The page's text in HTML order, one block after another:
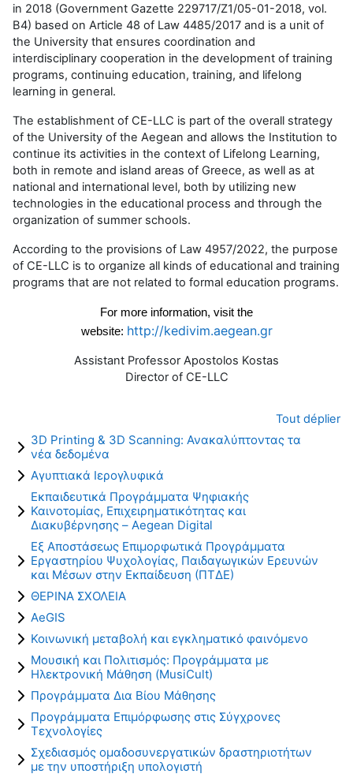
in 2018 (Government Gazette 229717/Z1/05-01-2018, vol.
B4) based on Article 48 of Law 4485/2017 and is a unit of
the University that ensures coordination and
interdisciplinary cooperation in the development of training
programs, continuing education, training, and lifelong
learning in general.
The establishment of CE-LLC is part of the overall strategy
of the University of the Aegean and allows the Institution to
continue its activities in the context of Lifelong Learning,
both in remote and island areas of Greece, as well as at
national and international level, both by utilizing new
technologies in the educational process and through the
organization of summer schools.
According to the provisions of Law 4957/2022, the purpose
of CE-LLC is to organize all kinds of educational and training
programs that are not related to formal education programs.
For more information, visit the
website: http://kedivim.aegean.gr
Assistant Professor Apostolos Kostas
Director of CE-LLC
Tout déplier
3D Printing & 3D Scanning: Ανακαλύπτοντας τα
νέα δεδομένα
Αγυπτιακά Ιερογλυφικά
Εκπαιδευτικά Προγράμματα Ψηφιακής
Καινοτομίας, Επιχειρηματικότητας και
Διακυβέρνησης – Aegean Digital
Εξ Aποστάσεως Επιμορφωτικά Προγράμματα
Εργαστηρίου Ψυχολογίας, Παιδαγωγικών Ερευνών
και Μέσων στην Εκπαίδευση (ΠΤΔΕ)
ΘΕΡΙΝΑ ΣΧΟΛΕΙΑ
AeGIS
Κοινωνική μεταβολή και εγκληματικό φαινόμενο
Μουσική και Πολιτισμός: Προγράμματα με
Ηλεκτρονική Μάθηση (MusiCult)
Προγράμματα Δια Βίου Μάθησης
Προγράμματα Επιμόρφωσης στις Σύγχρονες
Τεχνολογίες
Σχεδιασμός ομαδοσυνεργατικών δραστηριοτήτων
με την υποστήριξη υπολογιστή